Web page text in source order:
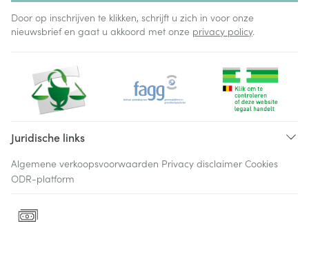
Door op inschrijven te klikken, schrijft u zich in voor onze
nieuwsbrief en gaat u akkoord met onze privacy policy.
Juridische links
Algemene verkoopsvoorwaarden Privacy disclaimer Cookies
ODR-platform